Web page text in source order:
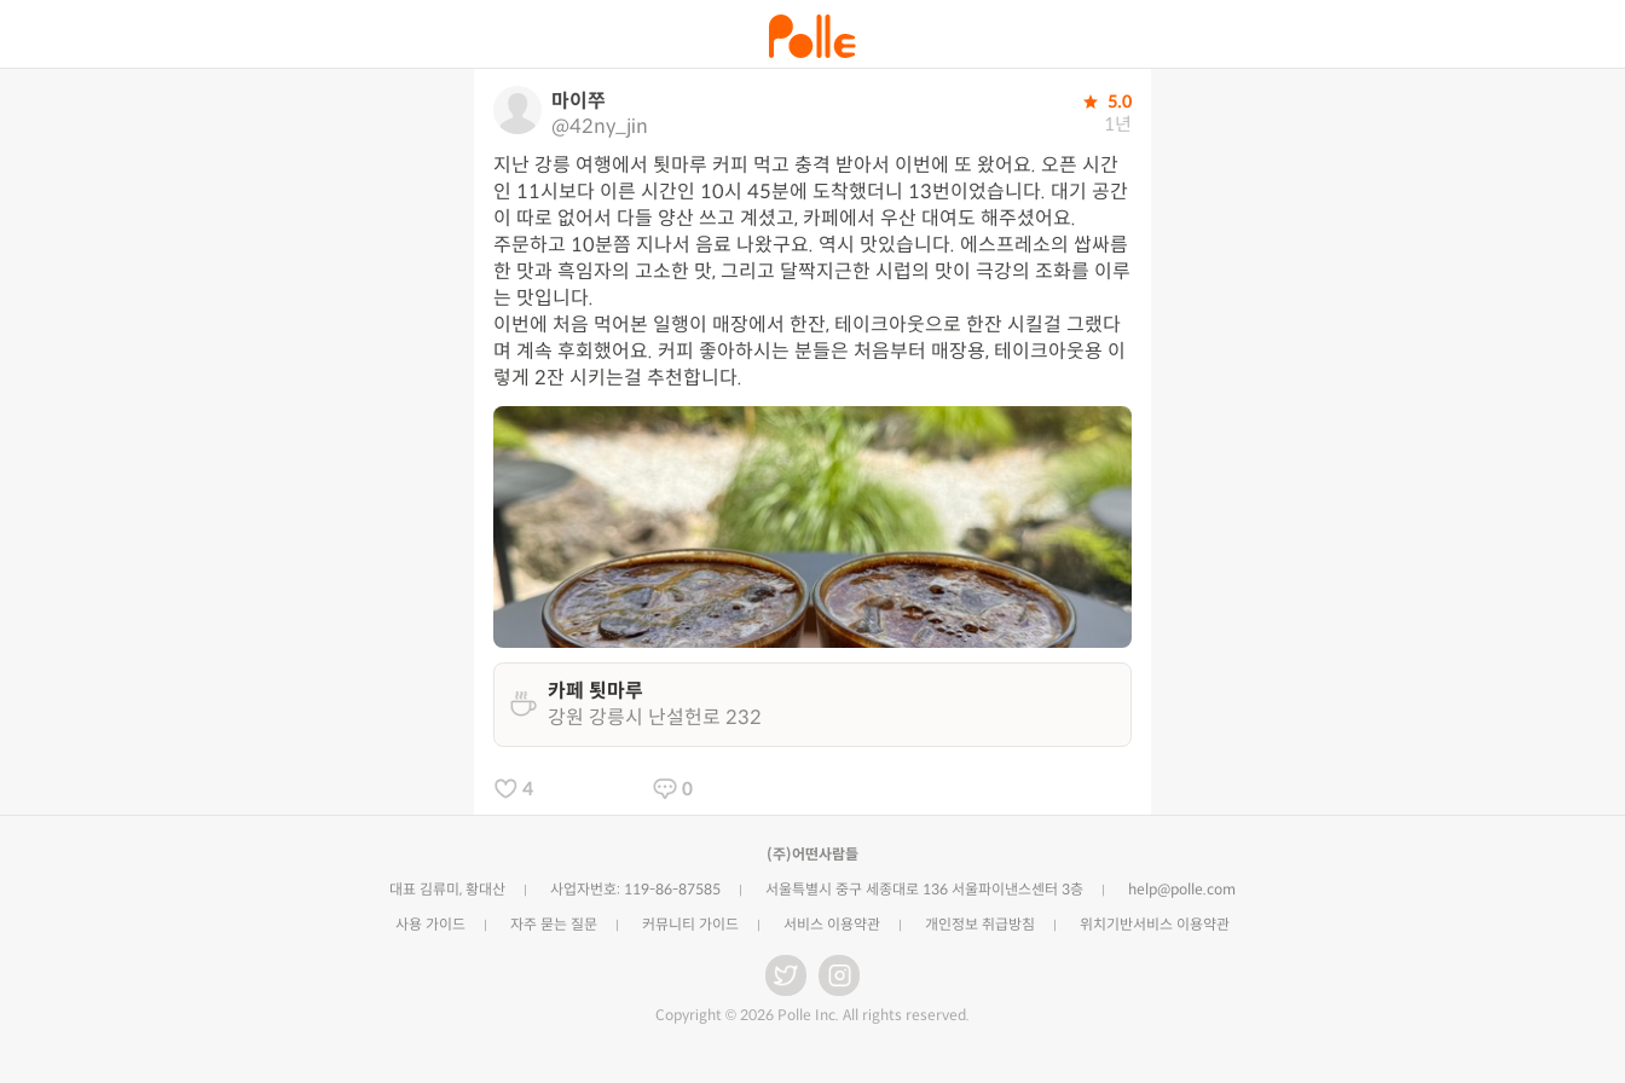
마이쭈
@42ny_jin
5.0
1년
지난 강릉 여행에서 툇마루 커피 먹고 충격 받아서 이번에 또 왔어요. 오픈 시간
인 11시보다 이른 시간인 10시 45분에 도착했더니 13번이었습니다. 대기 공간
이 따로 없어서 다들 양산 쓰고 계셨고, 카페에서 우산 대여도 해주셨어요.
주문하고 10분쯤 지나서 음료 나왔구요. 역시 맛있습니다. 에스프레소의 쌉싸름
한 맛과 흑임자의 고소한 맛, 그리고 달짝지근한 시럽의 맛이 극강의 조화를 이루
는 맛입니다.
이번에 처음 먹어본 일행이 매장에서 한잔, 테이크아웃으로 한잔 시킬걸 그랬다
며 계속 후회했어요. 커피 좋아하시는 분들은 처음부터 매장용, 테이크아웃용 이
렇게 2잔 시키는걸 추천합니다.
카페 툇마루
강원 강릉시 난설헌로 232
4 0
(주)어떤사람들
대표 김류미, 황대산
사업자번호: 119-86-87585 서울특별시 중구 세종대로 136 서울파이낸스센터 3층
help@polle.com
사용 가이드
자주 묻는 질문 커뮤니티 가이드 서비스 이용약관 개인정보 취급방침 위치기반서비스 이용약관
Copyright © 2026 Polle Inc. All rights reserved.